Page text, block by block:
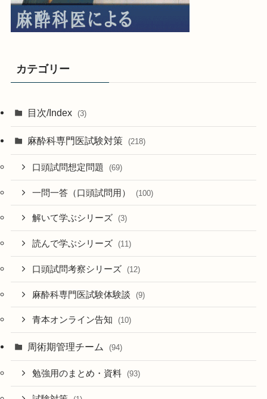
カテゴリー
目次/Index (3)
麻酔科専門医試験対策 (218)
口頭試問想定問題 (69)
一問一答（口頭試問用） (100)
解いて学ぶシリーズ (3)
読んで学ぶシリーズ (11)
口頭試問考察シリーズ (12)
麻酔科専門医試験体験談 (9)
青本オンライン告知 (10)
周術期管理チーム (94)
勉強用のまとめ・資料 (93)